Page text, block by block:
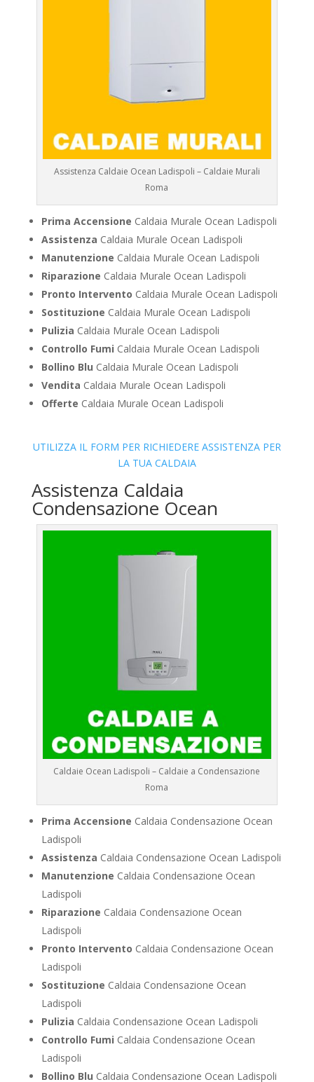
Assistenza Caldaie Ocean Ladispoli – Caldaie Murali
Roma
Prima Accensione Caldaia Murale Ocean Ladispoli
Assistenza Caldaia Murale Ocean Ladispoli
Manutenzione Caldaia Murale Ocean Ladispoli
Riparazione Caldaia Murale Ocean Ladispoli
Pronto Intervento Caldaia Murale Ocean Ladispoli
Sostituzione Caldaia Murale Ocean Ladispoli
Pulizia Caldaia Murale Ocean Ladispoli
Controllo Fumi Caldaia Murale Ocean Ladispoli
Bollino Blu Caldaia Murale Ocean Ladispoli
Vendita Caldaia Murale Ocean Ladispoli
Offerte Caldaia Murale Ocean Ladispoli
UTILIZZA IL FORM PER RICHIEDERE ASSISTENZA PER
LA TUA CALDAIA
Assistenza Caldaia
Condensazione Ocean
Caldaie Ocean Ladispoli – Caldaie a Condensazione
Roma
Prima Accensione Caldaia Condensazione Ocean
Ladispoli
Assistenza Caldaia Condensazione Ocean Ladispoli
Manutenzione Caldaia Condensazione Ocean
Ladispoli
Riparazione Caldaia Condensazione Ocean
Ladispoli
Pronto Intervento Caldaia Condensazione Ocean
Ladispoli
Sostituzione Caldaia Condensazione Ocean
Ladispoli
Pulizia Caldaia Condensazione Ocean Ladispoli
Controllo Fumi Caldaia Condensazione Ocean
Ladispoli
Bollino Blu Caldaia Condensazione Ocean Ladispoli